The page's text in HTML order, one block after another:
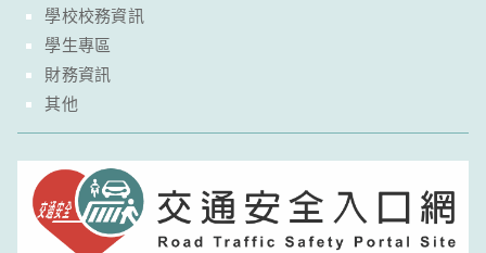
學校校務資訊
學生專區
財務資訊
其他